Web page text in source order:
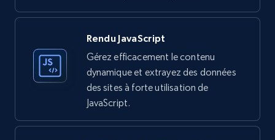
Rendu JavaScript
Gérez efficacement le contenu
dynamique et extrayez des données
des sites à forte utilisation de
JavaScript.